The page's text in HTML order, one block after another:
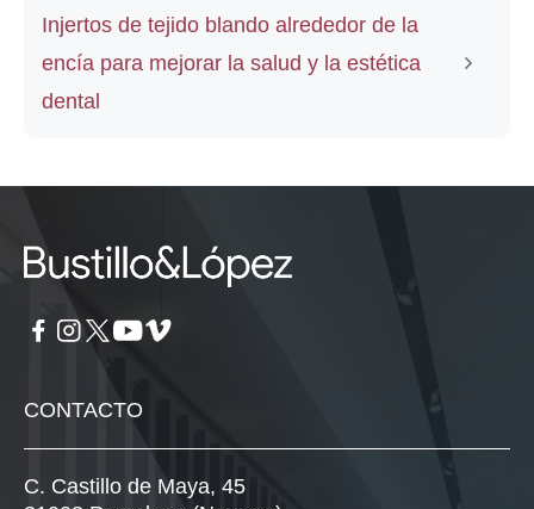
Injertos de tejido blando alrededor de la
encía para mejorar la salud y la estética
dental
CONTACTO
C. Castillo de Maya, 45